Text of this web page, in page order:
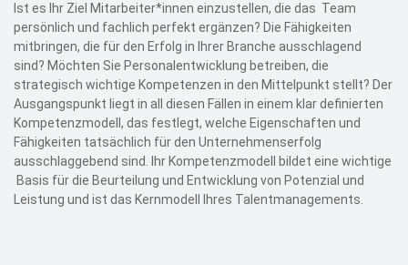
Ist es Ihr Ziel Mitarbeiter*innen einzustellen, die das Team
persönlich und fachlich perfekt ergänzen? Die Fähigkeiten
mitbringen, die für den Erfolg in Ihrer Branche ausschlagend
sind? Möchten Sie Personalentwicklung betreiben, die
strategisch wichtige Kompetenzen in den Mittelpunkt stellt? Der
Ausgangspunkt liegt in all diesen Fällen in einem klar definierten
Kompetenzmodell, das festlegt, welche Eigenschaften und
Fähigkeiten tatsächlich für den Unternehmenserfolg
ausschlaggebend sind. Ihr Kompetenzmodell bildet eine wichtige
Basis für die Beurteilung und Entwicklung von Potenzial und
Leistung und ist das Kernmodell Ihres Talentmanagements.